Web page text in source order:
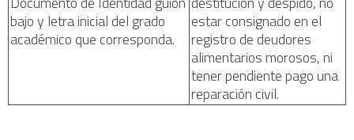
bajo y letra inicial del grado
académico que corresponda.
estar consignado en el
registro de deudores
alimentarios morosos, ni
tener pendiente pago una
reparación civil.